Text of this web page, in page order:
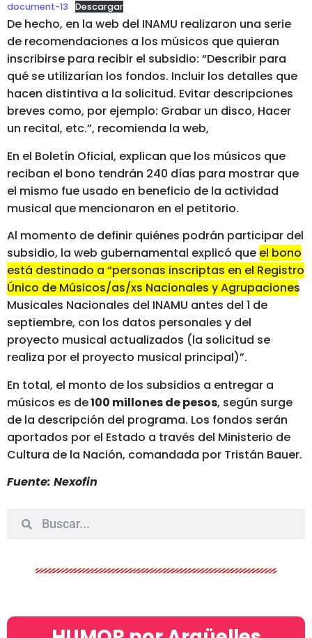
document-13 Descargar
De hecho, en la web del INAMU realizaron una serie
de recomendaciones a los músicos que quieran
inscribirse para recibir el subsidio: “Describir para
qué se utilizarían los fondos. Incluir los detalles que
hacen distintiva a la solicitud. Evitar descripciones
breves como, por ejemplo: Grabar un disco, Hacer
un recital, etc.”, recomienda la web,
En el Boletín Oficial, explican que los músicos que
reciban el bono tendrán 240 días para mostrar que
el mismo fue usado en beneficio de la actividad
musical que mencionaron en el petitorio.
Al momento de definir quiénes podrán participar del
subsidio, la web gubernamental explicó que el bono
está destinado a “personas inscriptas en el Registro
Único de Músicos/as/xs Nacionales y Agrupaciones
Musicales Nacionales del INAMU antes del 1 de
septiembre, con los datos personales y del
proyecto musical actualizados (la solicitud se
realiza por el proyecto musical principal)”.
En total, el monto de los subsidios a entregar a
músicos es de100 millones de pesos, según surge
de la descripción del programa. Los fondos serán
aportados por el Estado a través del Ministerio de
Cultura de la Nación, comandada por Tristán Bauer.
Fuente: Nexofin